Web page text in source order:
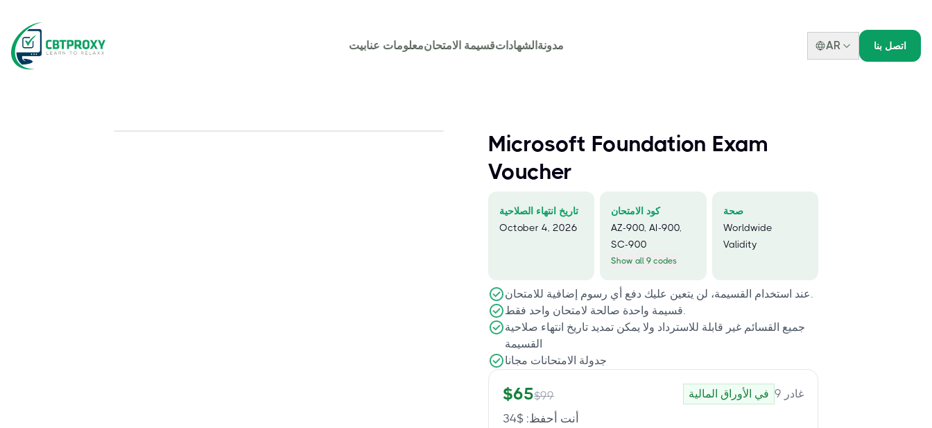
بيتمعلومات عناقسيمة الامتحانالشهاداتمدونة AR اتصل بنا
Microsoft Foundation Exam
Voucher
تاريخ انتهاء الصلاحية
October 4, 2026
كود الامتحان
AZ-900, AI-900,
SC-900
Show all 9 codes
صحة
Worldwide
Validity
عند استخدام القسيمة، لن يتعين عليك دفع أي رسوم إضافية للامتحان.
قسيمة واحدة صالحة لامتحان واحد فقط.
جميع القسائم غير قابلة للاسترداد ولا يمكن تمديد تاريخ انتهاء صلاحية
القسيمة
جدولة الامتحانات مجانا
$65$99 في الأوراق المالية 9 غادر
أنت أحفظ: $
34